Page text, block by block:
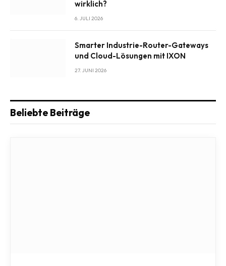
wirklich?
6. JULI 2026
Smarter Industrie-Router-Gateways
und Cloud-Lösungen mit IXON
27. JUNI 2026
Beliebte Beiträge